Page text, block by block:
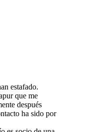
estafado.
que me
después
ha sido por